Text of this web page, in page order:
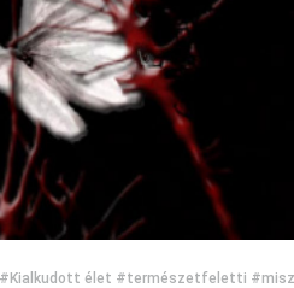
#Kialkudott élet #természetfeletti